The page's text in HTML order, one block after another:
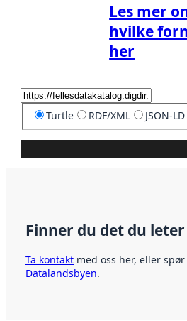
Les mer
hvilke
her
Turtle RDF/XML JSON-LD
Finner du det du
Ta kontakt med oss her, eller
Datalandsbyen.